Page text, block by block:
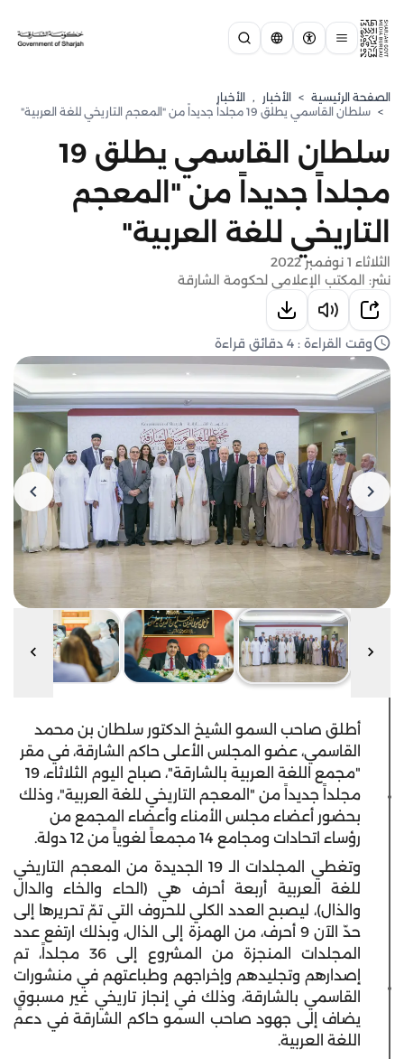
الصفحة الرئيسية > الأخبار , الأخبار
> سلطان القاسمي يطلق 19 مجلداً جديداً من "المعجم التاريخي للغة العربية"
سلطان القاسمي يطلق 19
مجلداً جديداً من "المعجم
التاريخي للغة العربية"
الثلاثاء 1 نوفمبر 2022
نشر: المكتب الإعلامي لحكومة الشارقة
وقت القراءة : 4 دقائق قراءة
أطلق صاحب السمو الشيخ الدكتور سلطان بن محمد
القاسمي، عضو المجلس الأعلى حاكم الشارقة، في مقر
"مجمع اللغة العربية بالشارقة"، صباح اليوم الثلاثاء، 19
مجلداً جديداً من "المعجم التاريخي للغة العربية"، وذلك
بحضور أعضاء مجلس الأمناء وأعضاء المجمع من
رؤساء اتحادات ومجامع 14 مجمعاً لغوياً من 12 دولة.
وتغطي المجلدات الـ 19 الجديدة من المعجم التاريخي
للغة العربية أربعة أحرف هي (الحاء والخاء والدال
والذال)، ليصبح العدد الكلي للحروف التي تمّ تحريرها إلى
حدّ الآن 9 أحرف، من الهمزة إلى الذال، وبذلك ارتفع عدد
المجلدات المنجزة من المشروع إلى 36 مجلداً، تم
إصدارهم وتجليدهم وإخراجهم وطباعتهم في منشورات
القاسمي بالشارقة، وذلك في إنجاز تاريخي غير مسبوقٍ
يضاف إلى جهود صاحب السمو حاكم الشارقة في دعم
اللغة العربية.